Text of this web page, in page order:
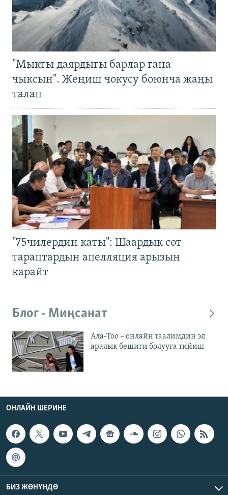
"Мыкты даярдыгы барлар гана
чыксын". Жеңиш чокусу боюнча жаңы
талап
"75чилердин каты": Шаардык сот
тараптардын апелляция арызын
карайт
Блог - Миңсанат
Ала-Тоо – онлайн таалимдин эл
аралык бешиги болууга тийиш
ОНЛАЙН ШЕРИНЕ
БИЗ ЖӨНҮНДӨ